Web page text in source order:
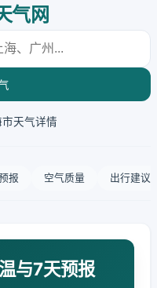
气网
天气详情
报 空气质量 出行建议
与7天预报